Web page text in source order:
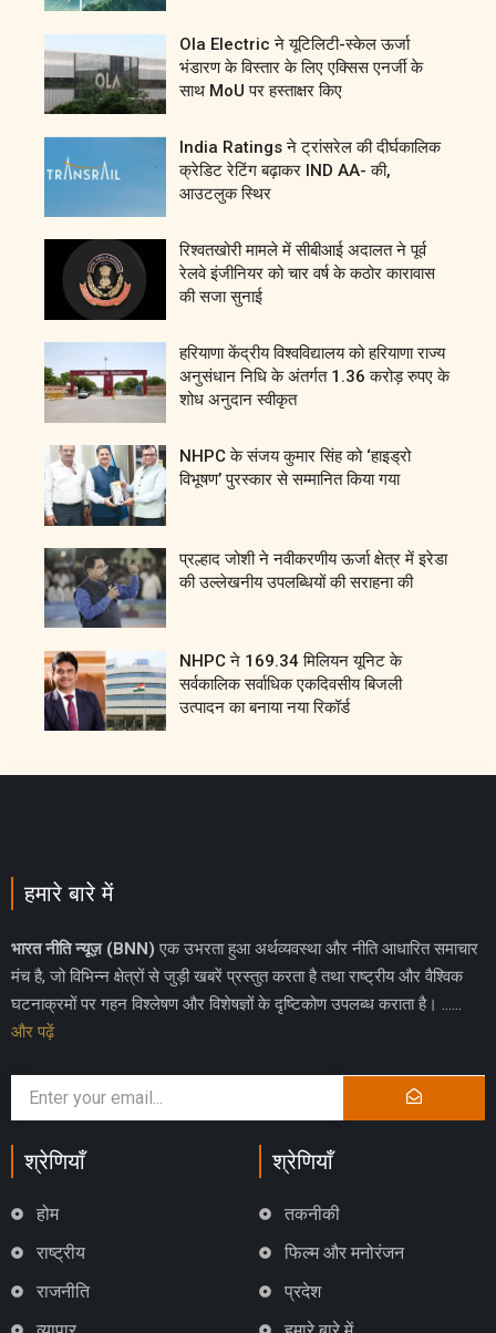
Ola Electric ने यूटिलिटी-स्केल ऊर्जा
भंडारण के विस्तार के लिए एक्सिस एनर्जी के
साथ MoU पर हस्ताक्षर किए
India Ratings ने ट्रांसरेल की दीर्घकालिक
क्रेडिट रेटिंग बढ़ाकर IND AA- की,
आउटलुक स्थिर
रिश्वतखोरी मामले में सीबीआई अदालत ने पूर्व
रेलवे इंजीनियर को चार वर्ष के कठोर कारावास
की सजा सुनाई
हरियाणा केंद्रीय विश्वविद्यालय को हरियाणा राज्य
अनुसंधान निधि के अंतर्गत 1.36 करोड़ रुपए के
शोध अनुदान स्वीकृत
NHPC के संजय कुमार सिंह को ‘हाइड्रो
विभूषण’ पुरस्कार से सम्मानित किया गया
प्रल्हाद जोशी ने नवीकरणीय ऊर्जा क्षेत्र में इरेडा
की उल्लेखनीय उपलब्धियों की सराहना की
NHPC ने 169.34 मिलियन यूनिट के
सर्वकालिक सर्वाधिक एकदिवसीय बिजली
उत्पादन का बनाया नया रिकॉर्ड
हमारे बारे में
भारत नीति न्यूज़ (BNN) एक उभरता हुआ अर्थव्यवस्था और नीति आधारित समाचार
मंच है, जो विभिन्न क्षेत्रों से जुड़ी खबरें प्रस्तुत करता है तथा राष्ट्रीय और वैश्विक
घटनाक्रमों पर गहन विश्लेषण और विशेषज्ञों के दृष्टिकोण उपलब्ध कराता है। ……
और पढ़ें
श्रेणियाँ
होम
राष्ट्रीय
राजनीति
श्रेणियाँ
तकनीकी
फिल्म और मनोरंजन
प्रदेश